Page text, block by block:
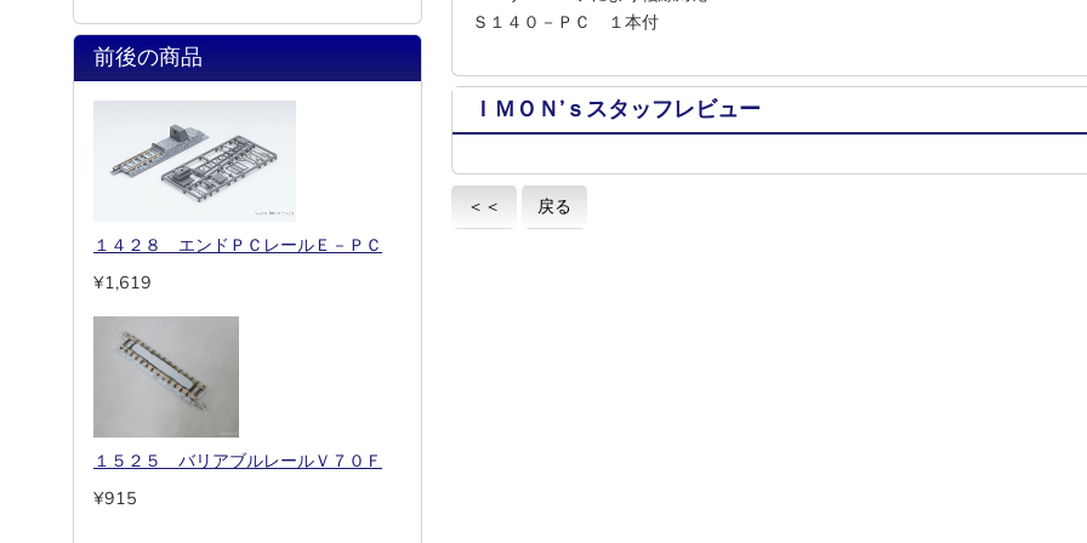
Ｓ１４０－ＰＣ １本付
ＩＭＯＮ’ｓスタッフレビュー
＜＜ 戻る
前後の商品
１４２８ エンドＰＣレールＥ－ＰＣ
¥1,619
１５２５ バリアブルレールＶ７０Ｆ
¥915